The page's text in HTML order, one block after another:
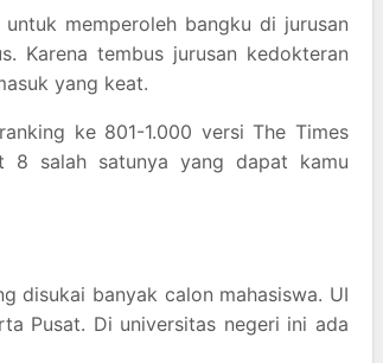
memperoleh bangku di jurusan
Karena tembus jurusan kedokteran
yang keat.
ke 801-1.000 versi The Times
8 salah satunya yang dapat kamu
disukai banyak calon mahasiswa. UI
Pusat. Di universitas negeri ini ada